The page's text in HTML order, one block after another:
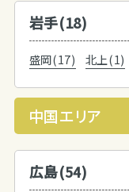
岩手(18)
盛岡(17) 北上(1)
中国エリア
広島(54)